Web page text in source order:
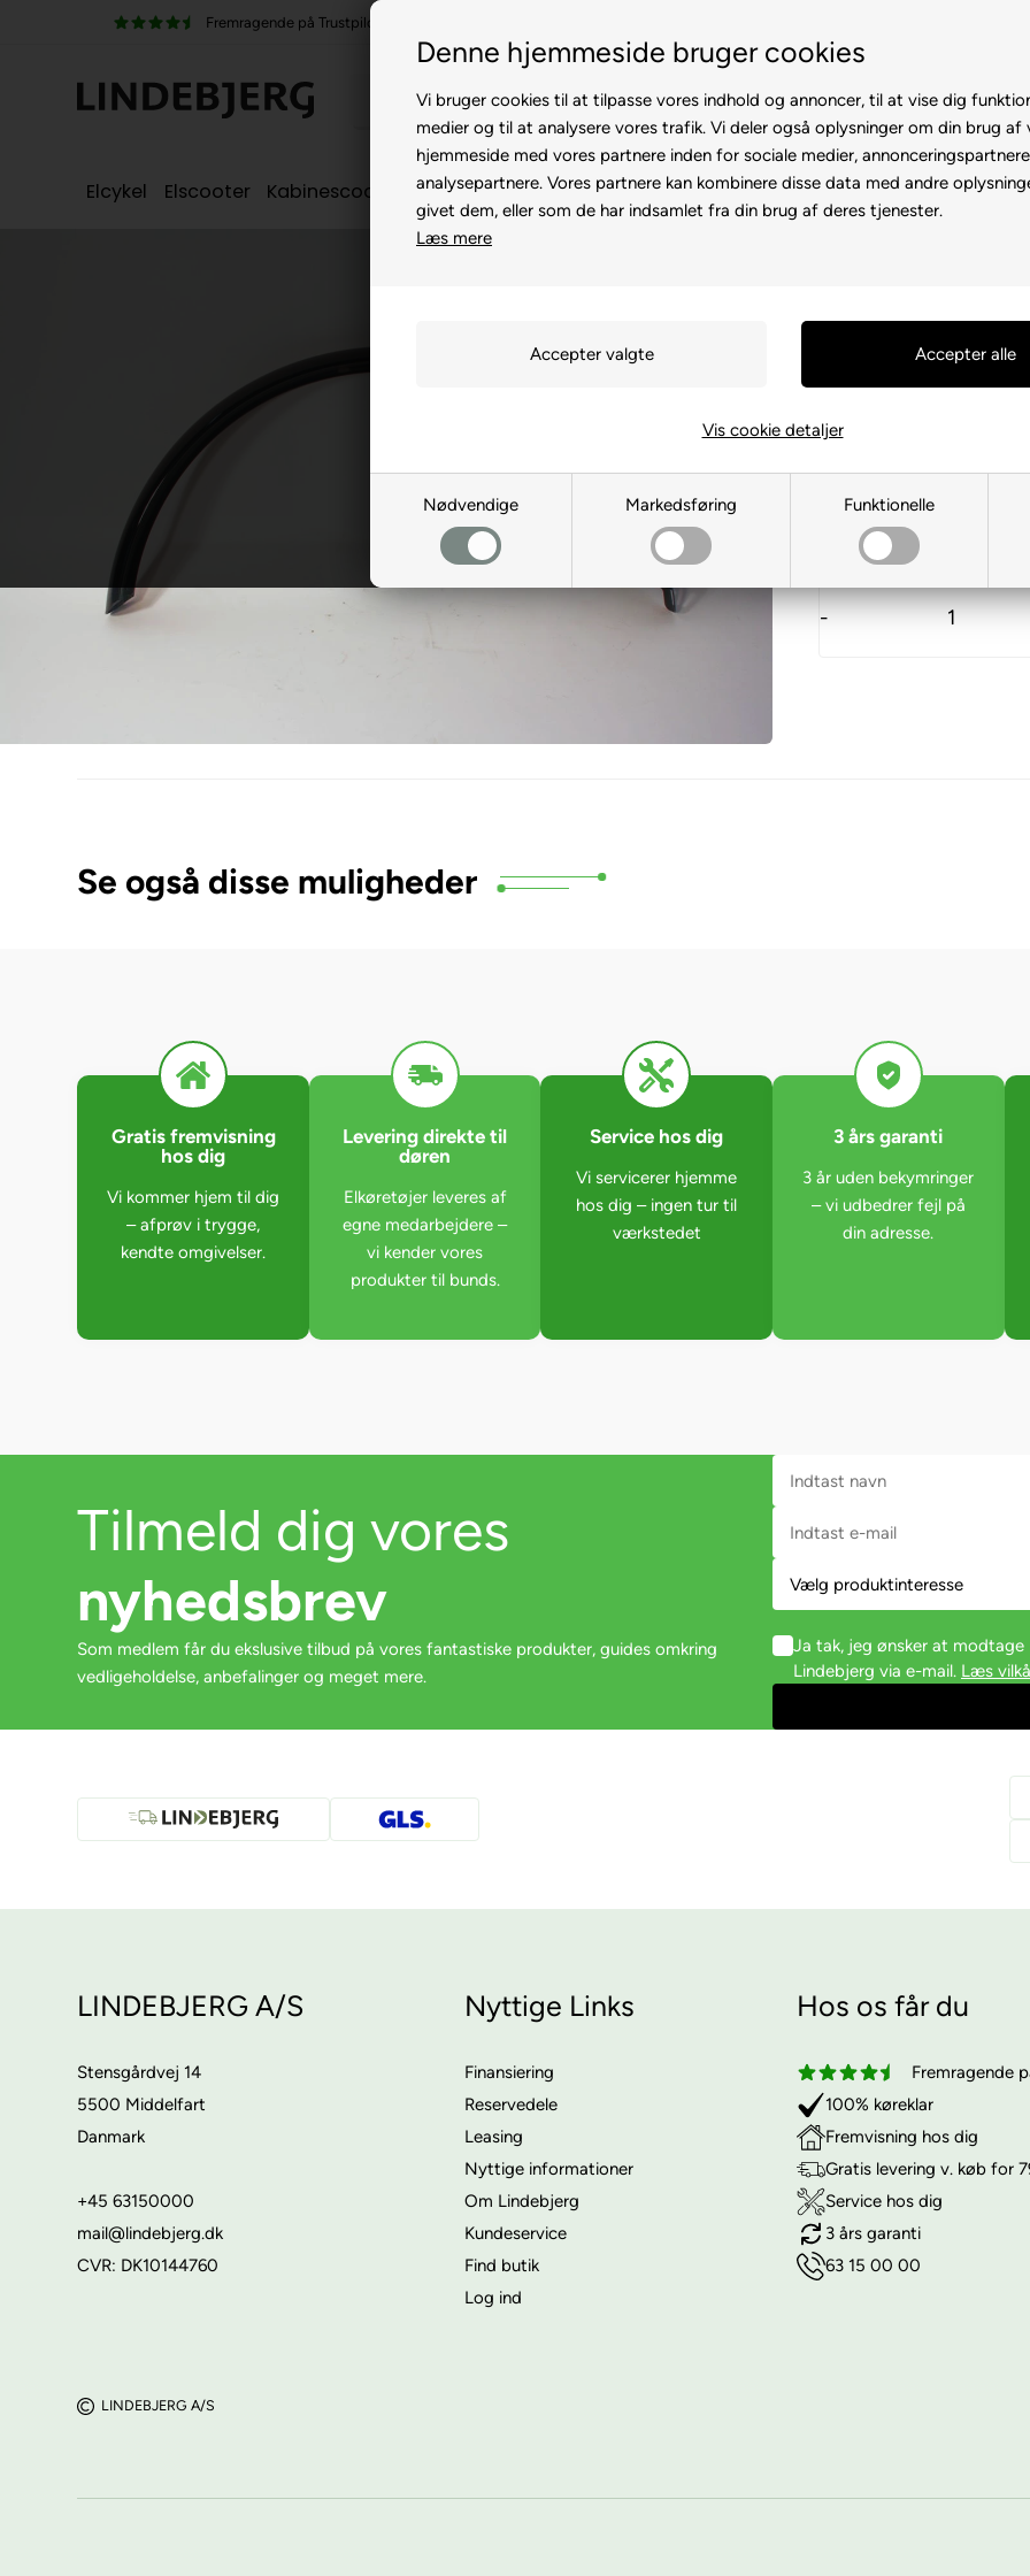
Denne hjemmeside bruger cookies
Vi bruger cookies til at tilpasse vores indhold og annoncer, til at vise dig
medier og til at analysere vores trafik. Vi deler også oplysninger om din brug af
hjemmeside med vores partnere inden for sociale medier,
analysepartnere. Vores partnere kan kombinere disse data med andre
givet dem, eller som de har indsamlet fra din brug af deres tjenester.
Læs mere
Nødvendige Markedsføring Funktionelle
Vis cookie detaljer
100% køreklar
Elcykel Elscooter Kabinescooter Seniorcykel Rollator Brugte Otiumstole El-kørestol
Bagskærm
152039
249,00
På lager til levering
-
Se også disse muligheder
Gratis fremvisning
hos dig
Vi kommer hjem til dig
– afprøv i trygge,
kendte omgivelser.
Levering direkte til
døren
Elkøretøjer leveres af
egne medarbejdere –
vi kender vores
produkter til bunds.
Service hos dig
Vi servicerer hjemme
hos dig – ingen tur til
værkstedet
3 års garanti
3 år uden bekymringer
– vi udbedrer fejl på
din adresse.
Tilmeld dig vores
nyhedsbrev
Som medlem får du ekslusive tilbud på vores fantastiske produkter, guides omkring
vedligeholdelse, anbefalinger og meget mere.
Ja tak, jeg ønsker at
Lindebjerg via e-mail. Læs
LINDEBJERG A/S
Stensgårdvej 14
5500 Middelfart
Danmark
+45 63150000
mail@lindebjerg.dk
CVR: DK10144760
Nyttige Links
Finansiering
Reservedele
Leasing
Nyttige informationer
Om Lindebjerg
Kundeservice
Find butik
Log ind
Hos os får du
Fremragende
100% køreklar
Fremvisning hos dig
Gratis levering v. køb for
Service hos dig
3 års garanti
63 15 00 00
LINDEBJERG A/S